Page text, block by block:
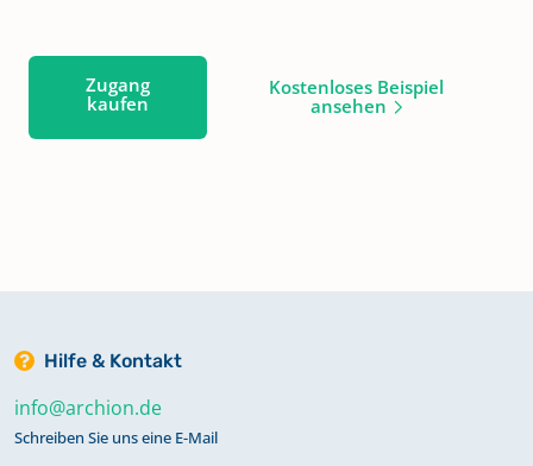
Zugang
kaufen
Kostenloses Beispiel
ansehen
Hilfe & Kontakt
info@archion.de
Schreiben Sie uns eine E-Mail